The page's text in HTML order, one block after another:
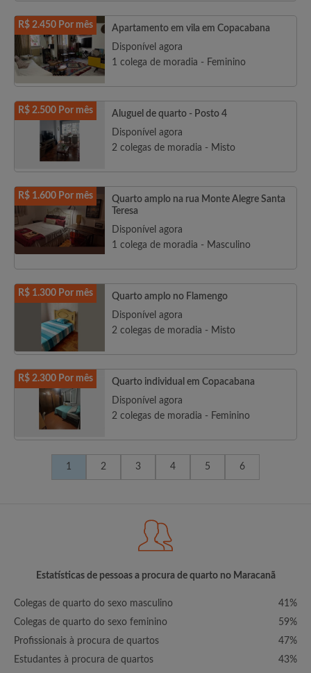
R$ 2.450 Por mês
Apartamento em vila em Copacabana
Disponível agora
1 colega de moradia - Feminino
R$ 2.500 Por mês
Aluguel de quarto - Posto 4
Disponível agora
2 colegas de moradia - Misto
R$ 1.600 Por mês
Quarto amplo na rua Monte Alegre Santa
Teresa
Disponível agora
1 colega de moradia - Masculino
R$ 1.300 Por mês
Quarto amplo no Flamengo
Disponível agora
2 colegas de moradia - Misto
R$ 2.300 Por mês
Quarto individual em Copacabana
Disponível agora
2 colegas de moradia - Feminino
1 2 3 4 5 6
Estatísticas de pessoas a procura de quarto no Maracanã
Colegas de quarto do sexo masculino
41%
Colegas de quarto do sexo feminino
59%
Profissionais à procura de quartos
47%
Estudantes à procura de quartos
43%